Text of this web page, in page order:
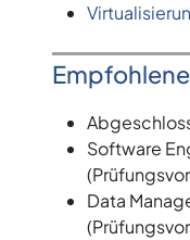
Software
Data